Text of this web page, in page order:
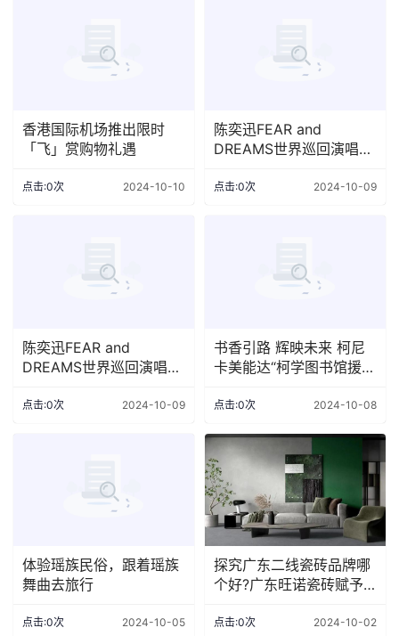
香港国际机场推出限时
「飞」赏购物礼遇
点击:0次 2024-10-10
陈奕迅FEAR and
DREAMS世界巡回演唱会
点击:0次 2024-10-09
陈奕迅FEAR and
DREAMS世界巡回演唱会
点击:0次 2024-10-09
书香引路 辉映未来 柯尼
卡美能达“柯学图书馆援建
兴
点击:0次 2024-10-08
体验瑶族民俗，跟着瑶族
舞曲去旅行
点击:0次 2024-10-05
探究广东二线瓷砖品牌哪
个好?广东旺诺瓷砖赋予
点击:0次 2024-10-02